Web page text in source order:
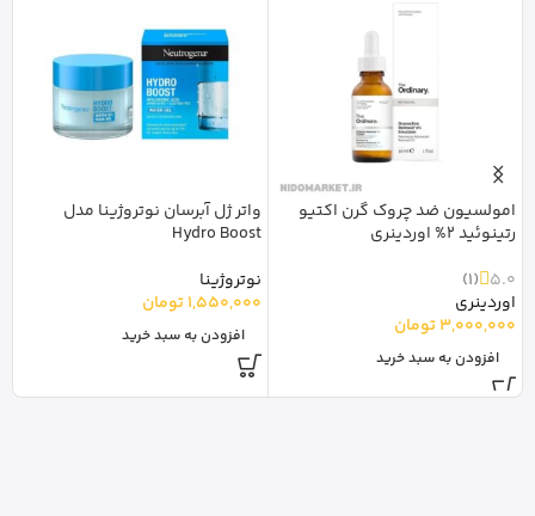
امولسیون ضد چروک گرن اکتیو
رتینوئید 2% اوردینری
5.0
(1)
اوردینری
3,000,000تومان
افزودن به سبد خرید
واتر ژل آبرسان نوتروژینا مدل
Hydro Boost
نوتروژینا
1,550,000تومان
افزودن به سبد خرید